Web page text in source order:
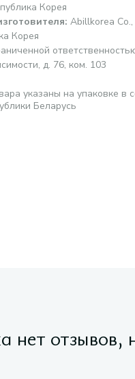
Корея
: Abillkorea
Корея
д. 76, ком. 103
указаны на упаковке в
Беларусь
нет отзывов,